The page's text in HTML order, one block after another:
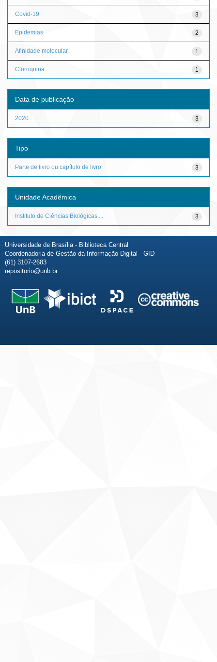
3
Covid-19
2
Epidemias
1
Afinidade molecular
1
Cloroquina
Data de publicação
3
2020
Tipo
3
Parte de livro ou capítulo de livro
Unidade Acadêmica
3
Instituto de Ciências Biológicas ...
Universidade de Brasília - Biblioteca Central
Coordenadoria de Gestão da Informação Digital - GID
(61) 3107-2683
repositorio@unb.br